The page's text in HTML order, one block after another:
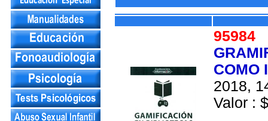
95984
COMO
2018,
Valor :